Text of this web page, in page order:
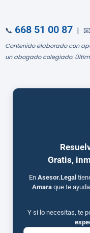
📞 668 51 00 87 | 📧
Contenido elaborado con
un abogado colegiado.
Gratis,
En Asesor.Legal
Amaraque te
Y si lo necesitas, te